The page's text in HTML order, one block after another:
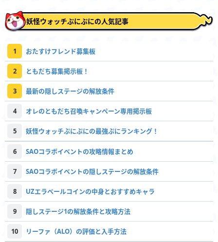
妖怪ウォッチぷにぷにの人気記事
1 おたすけフレンド募集板
2 ともだち募集掲示板！
3 最新の隠しステージの解放条件
4 オレのともだち召喚キャンペーン専用掲示板
5 妖怪ウォッチぷにぷにの最強ぷにランキング！
6 SAOコラボイベントの攻略情報まとめ
7 SAOコラボイベントの隠しステージの解放条件
8 UZエラベールコインの中身とおすすめキャラ
9 隠しステージ1の解放条件と攻略方法
10 リーファ（ALO）の評価と入手方法